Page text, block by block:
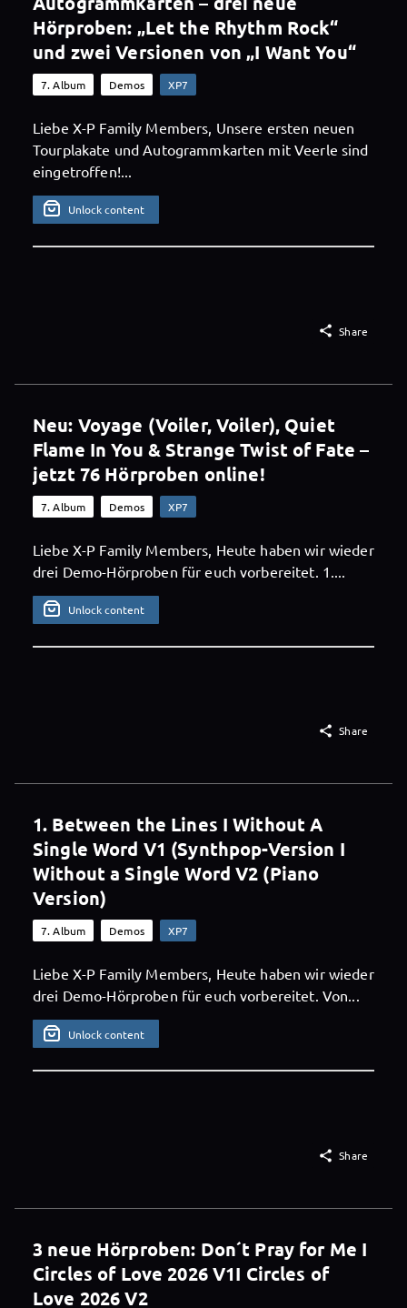
Hörproben: „Let the Rhythm Rock“
und zwei Versionen von „I Want You“
7. Album Demos XP7
Liebe X-P Family Members, Unsere ersten neuen
Tourplakate und Autogrammkarten mit Veerle sind
eingetroffen!...
Unlock content
 Share
Neu: Voyage (Voiler, Voiler), Quiet
Flame In You & Strange Twist of Fate –
jetzt 76 Hörproben online!
7. Album Demos XP7
Liebe X-P Family Members, Heute haben wir wieder
drei Demo-Hörproben für euch vorbereitet. 1....
Unlock content
 Share
1. Between the Lines I Without A
Single Word V1 (Synthpop-Version I
Without a Single Word V2 (Piano
Version)
7. Album Demos XP7
Liebe X-P Family Members, Heute haben wir wieder
drei Demo-Hörproben für euch vorbereitet. Von...
Unlock content
 Share
3 neue Hörproben: Don´t Pray for Me I
Circles of Love 2026 V1I Circles of
Love 2026 V2